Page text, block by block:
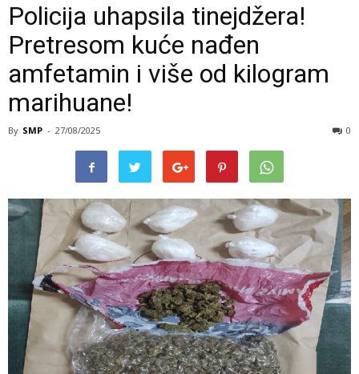
Policija uhapsila tinejdžera!
Pretresom kuće nađen
amfetamin i više od kilogram
marihuane!
By SMP - 27/08/2025 0